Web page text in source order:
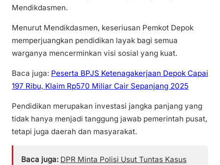
Mendikdasmen.
Menurut Mendikdasmen, keseriusan Pemkot Depok
memperjuangkan pendidikan layak bagi semua
warganya mencerminkan visi sosial yang kuat.
Baca juga: Peserta BPJS Ketenagakerjaan Depok Capai
197 Ribu, Klaim Rp570 Miliar Cair Sepanjang 2025
Pendidikan merupakan investasi jangka panjang yang
tidak hanya menjadi tanggung jawab pemerintah pusat,
tetapi juga daerah dan masyarakat.
Baca juga: DPR Minta Polisi Usut Tuntas Kasus